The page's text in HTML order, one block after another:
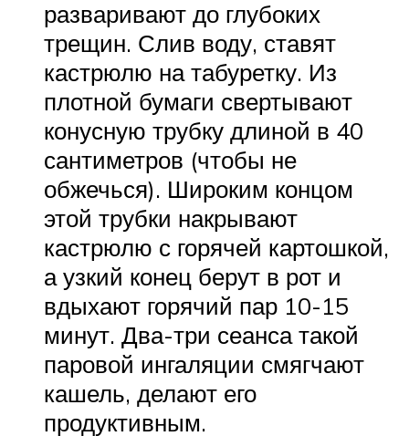
разваривают до глубоких
трещин. Слив воду, ставят
кастрюлю на табуретку. Из
плотной бумаги свертывают
конусную трубку длиной в 40
сантиметров (чтобы не
обжечься). Широким концом
этой трубки накрывают
кастрюлю с горячей картошкой,
а узкий конец берут в рот и
вдыхают горячий пар 10-15
минут. Два-три сеанса такой
паровой ингаляции смягчают
кашель, делают его
продуктивным.